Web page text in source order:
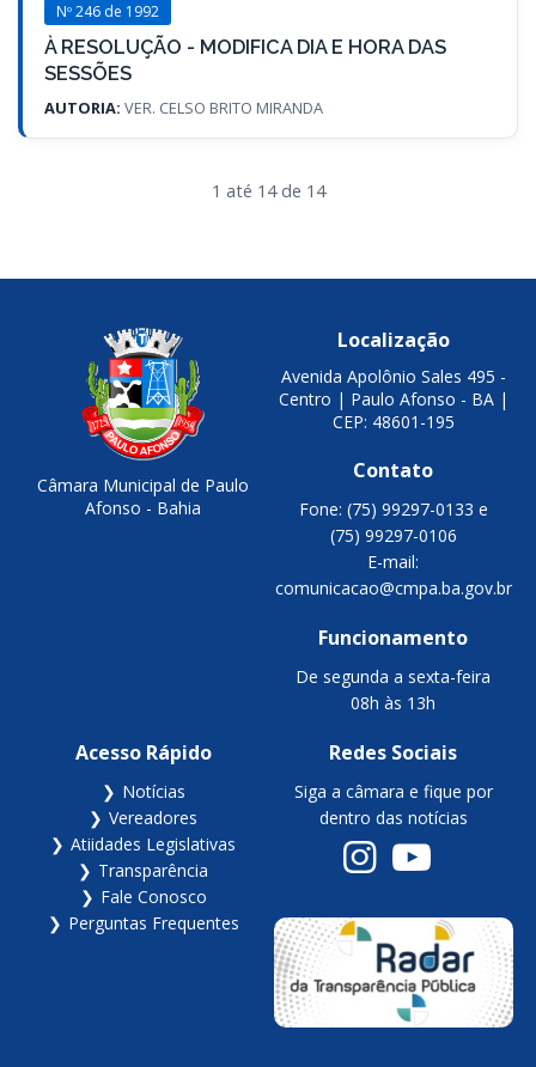
Nº 246 de 1992
À RESOLUÇÃO - MODIFICA DIA E HORA DAS
SESSÕES
AUTORIA: VER. CELSO BRITO MIRANDA
1 até 14 de 14
Câmara Municipal de Paulo
Afonso - Bahia
Localização
Avenida Apolônio Sales 495 -
Centro | Paulo Afonso - BA |
CEP: 48601-195
Contato
Fone: (75) 99297-0133 e
(75) 99297-0106
E-mail:
comunicacao@cmpa.ba.gov.br
Funcionamento
De segunda a sexta-feira
08h às 13h
Acesso Rápido
Notícias
Vereadores
Atiidades Legislativas
Transparência
Fale Conosco
Perguntas Frequentes
Redes Sociais
Siga a câmara e fique por
dentro das notícias